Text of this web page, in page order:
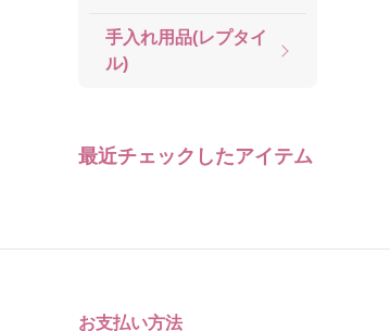
手入れ用品(レプタイ
ル)
最近チェックしたアイテム
お支払い方法